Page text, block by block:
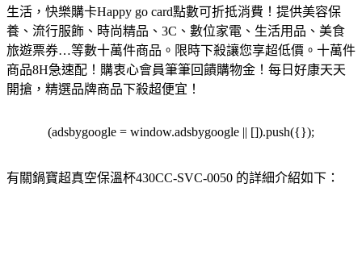
生活，快樂購卡Happy go card點數可折抵消費！ 提供美容保
養、流行服飾、時尚精品、3C、數位家電、生活用品、美食
旅遊票券…等數十萬件商品。限時下殺讓您享超低價。 十萬件
商品8H急速配！購衷心會員筆筆回饋購物金！每日好康天天
開搶，精選品牌商品下殺超便宜！
(adsbygoogle = window.adsbygoogle || []).push({});
有關鍋寶超真空保溫杯430CC-SVC-0050 的詳細介紹如下：